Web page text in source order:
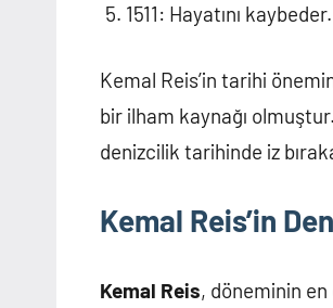
1511: Hayatını kaybeder.
Kemal Reis’in tarihi
bir ilham kaynağı
denizcilik tarihinde iz
Kemal Reis’in
Kemal Reis, döneminin en